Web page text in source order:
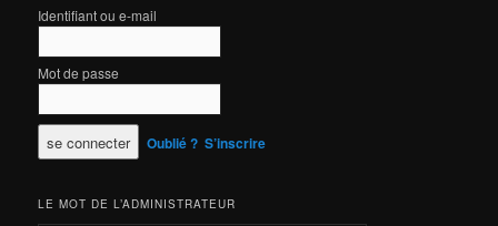
Identifiant ou e-mail
Mot de passe
Oublié ? S’inscrire
LE MOT DE L’ADMINISTRATEUR